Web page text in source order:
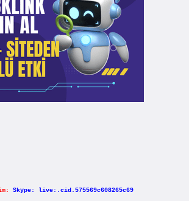
Skype: live:.cid.575569c608265c69